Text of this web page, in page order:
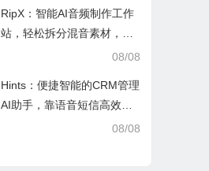
RipX：智能AI音频制作工作
站，轻松拆分混音素材，助
08/08
Hints：便捷智能的CRM管理
AI助手，靠语音短信高效办
08/08